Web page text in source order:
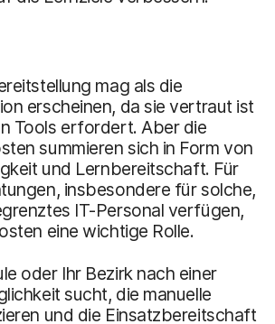
mag als die
erscheinen, da sie vertraut ist
Tools erfordert. Aber die
summieren sich in Form von
und Lernbereitschaft. Für
insbesondere für solche,
IT-Personal verfügen,
eine wichtige Rolle.
oder Ihr Bezirk nach einer
sucht, die manuelle
und die Einsatzbereitschaft